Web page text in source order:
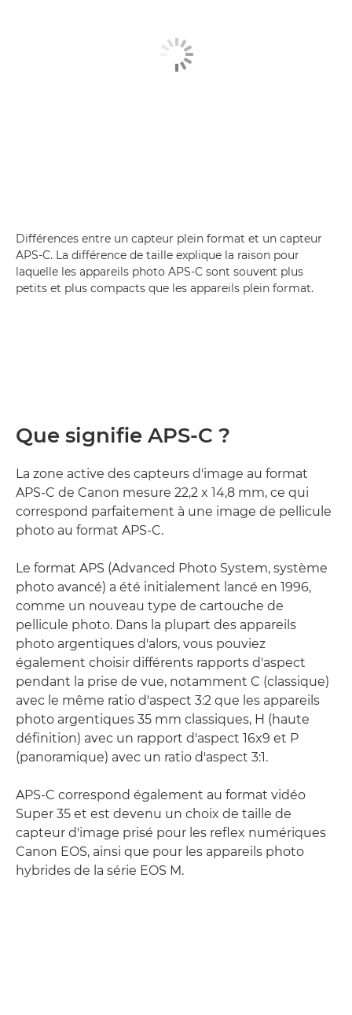
Différences entre un capteur plein format et un capteur
APS-C. La différence de taille explique la raison pour
laquelle les appareils photo APS-C sont souvent plus
petits et plus compacts que les appareils plein format.
Que signifie APS-C ?
La zone active des capteurs d'image au format
APS-C de Canon mesure 22,2 x 14,8 mm, ce qui
correspond parfaitement à une image de pellicule
photo au format APS-C.
Le format APS (Advanced Photo System, système
photo avancé) a été initialement lancé en 1996,
comme un nouveau type de cartouche de
pellicule photo. Dans la plupart des appareils
photo argentiques d'alors, vous pouviez
également choisir différents rapports d'aspect
pendant la prise de vue, notamment C (classique)
avec le même ratio d'aspect 3:2 que les appareils
photo argentiques 35 mm classiques, H (haute
définition) avec un rapport d'aspect 16x9 et P
(panoramique) avec un ratio d'aspect 3:1.
APS-C correspond également au format vidéo
Super 35 et est devenu un choix de taille de
capteur d'image prisé pour les reflex numériques
Canon EOS, ainsi que pour les appareils photo
hybrides de la série EOS M.